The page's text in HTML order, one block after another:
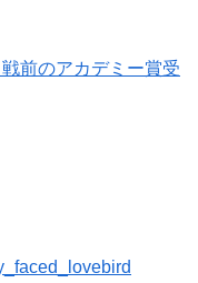
前のアカデミー賞受